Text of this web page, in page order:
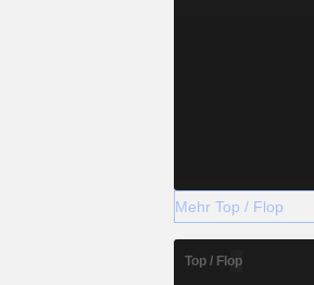
Mehr Top / Flop
Top / Flop